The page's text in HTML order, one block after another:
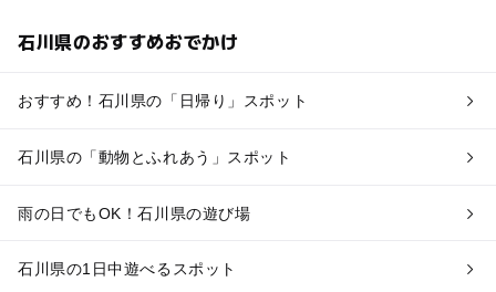
石川県のおすすめおでかけ
おすすめ！石川県の「日帰り」スポット
石川県の「動物とふれあう」スポット
雨の日でもOK！石川県の遊び場
石川県の1日中遊べるスポット